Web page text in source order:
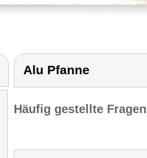
Alu Pfanne
Häufig gestellte